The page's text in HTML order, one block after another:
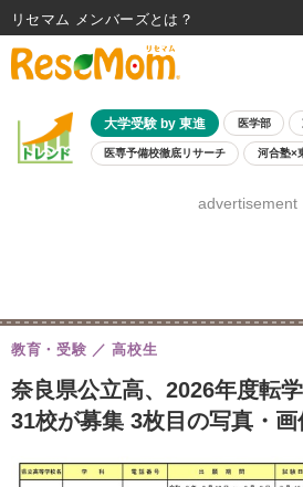
大学受験 by 東進 医学部
医専予備校徹底リサーチ 河合塾×
8月開催学校説明会・相談
advertisement
奈良県公立高、2026年度転
31校が募集 3枚目の写真・画
教育・受験 高校生
リセマム メンバーズ